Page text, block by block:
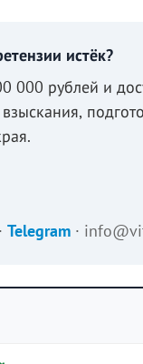
истёк?
000 рублей и
· Telegram ·